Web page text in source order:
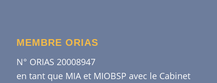
MEMBRE ORIAS
N° ORIAS 20008947
en tant que MIA et MIOBSP avec le Cabinet